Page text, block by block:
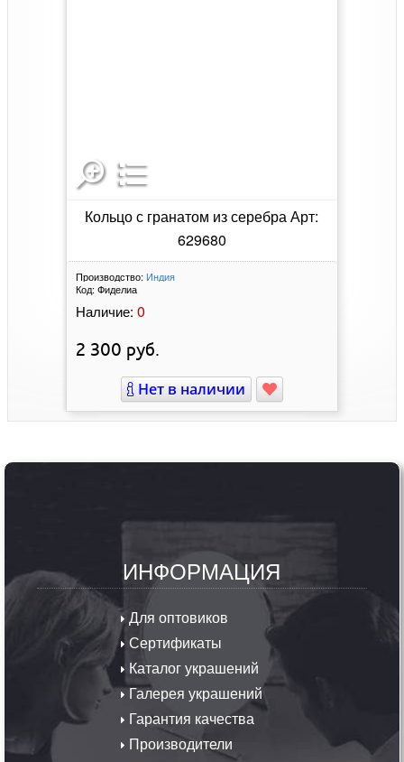
Кольцо с гранатом из серебра Арт:
629680
Производство: Индия
Код: Фиделиа
Наличие: 0
2 300 руб.
Нет в наличии
ИНФОРМАЦИЯ
Для оптовиков
Сертификаты
Каталог украшений
Галерея украшений
Гарантия качества
Производители